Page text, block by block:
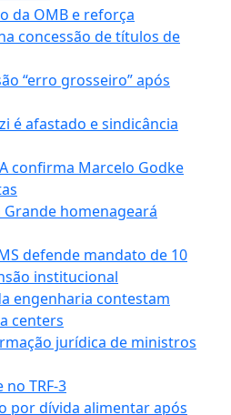
da OMB e reforça
concessão de títulos de
“erro grosseiro” após
é afastado e sindicância
confirma Marcelo Godke
homenageará
defende mandato de 10
institucional
engenharia contestam
centers
jurídica de ministros
TRF-3
por dívida alimentar após